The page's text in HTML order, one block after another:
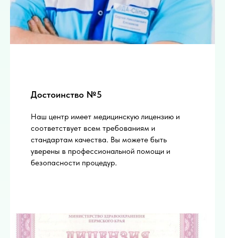
Достоинство №5
Наш центр имеет медицинскую лицензию и
соответствует всем требованиям и
стандартам качества. Вы можете быть
уверены в профессиональной помощи и
безопасности процедур.